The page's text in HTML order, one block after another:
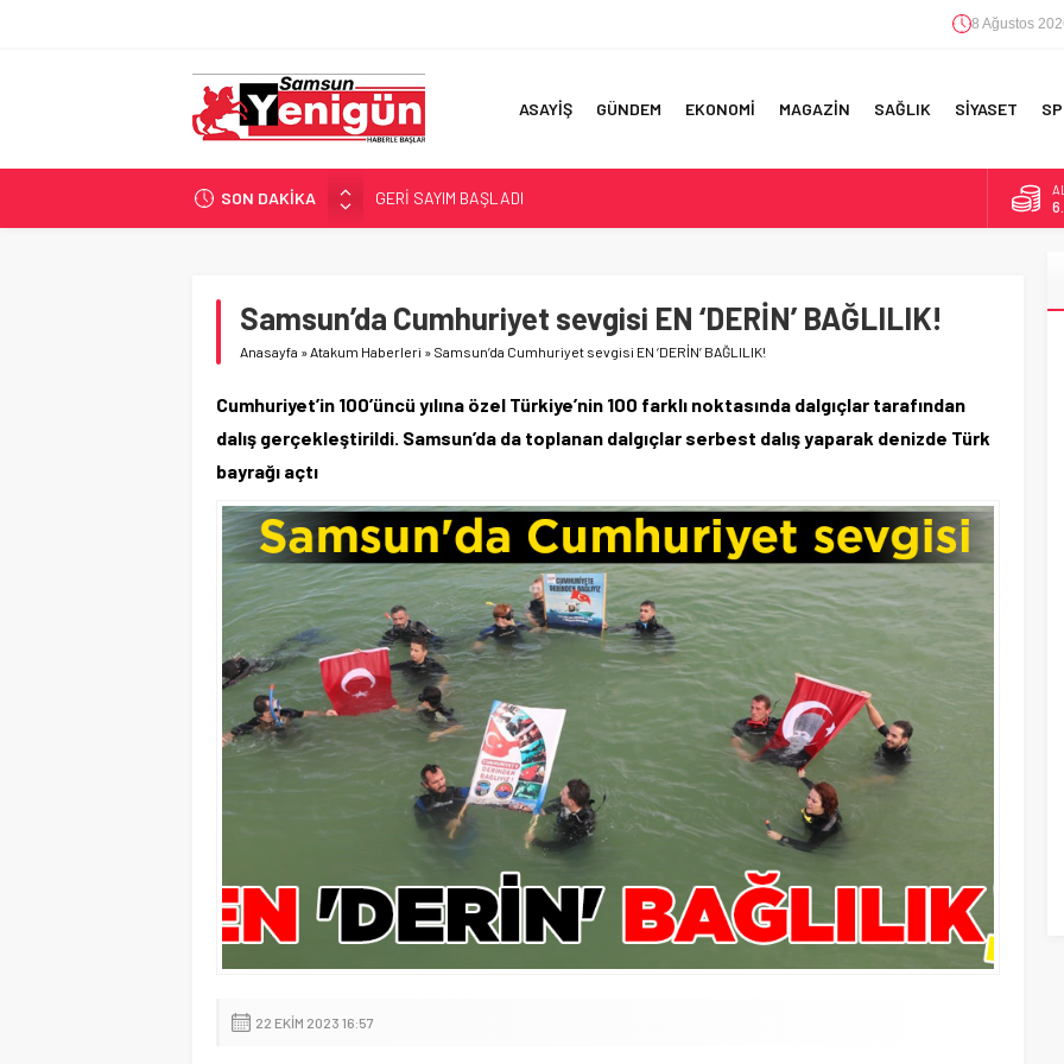
8 Ağustos
ASAYİŞ GÜNDEM EKONOMİ MAGAZİN SAĞLIK SİYASET
SON DAKİKA
GERİ SAYIM BAŞLADI
SAMSUNSPOR’DA HEDEF 5’İNCİLİK!
İŞTE FINDIK FİYATI!
YÖNETİCİ SEÇERKEN YAPILAN EN BÜYÜK HATALAR
Samsun’da Cumhuriyet sevgisi EN ‘DERİN’ BAĞLILIK!
Anasayfa »Atakum Haberleri » Samsun’da Cumhuriyet sevgisi EN ‘DERİN’ BAĞLILIK!
Cumhuriyet’in 100’üncü yılına özel Türkiye’nin 100 farklı noktasında dalgıçlar tarafından
dalış gerçekleştirildi. Samsun’da da toplanan dalgıçlar serbest dalış yaparak denizde Türk
bayrağı açtı
22 EKIM 2023 16:57